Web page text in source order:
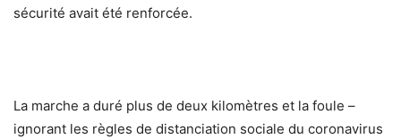
sécurité avait été renforcée.
La marche a duré plus de deux kilomètres et la foule –
ignorant les règles de distanciation sociale du coronavirus